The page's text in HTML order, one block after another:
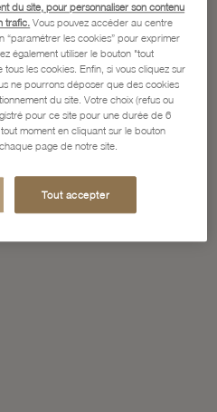
du site, pour personnaliser son contenu
trafic. Vous pouvez accéder au centre
“paramétrer les cookies” pour exprimer
également utiliser le bouton "tout
les cookies. Enfin, si vous cliquez sur
ne pourrons déposer que des cookies
du site. Votre choix (refus ou
pour ce site pour une durée de 6
moment en cliquant sur le bouton
page de notre site.
Tout accepter